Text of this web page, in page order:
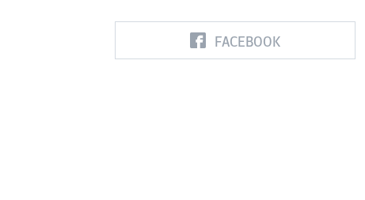
FACEBOOK